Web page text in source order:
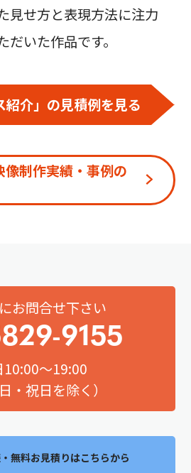
見せ方と表現方法に注力
だいた作品です。
紹介」の見積例を見る
像制作実績・事例の
お問合せ下さい
9155
10:00～19:00
・祝日を除く）
無料お見積りはこちらから